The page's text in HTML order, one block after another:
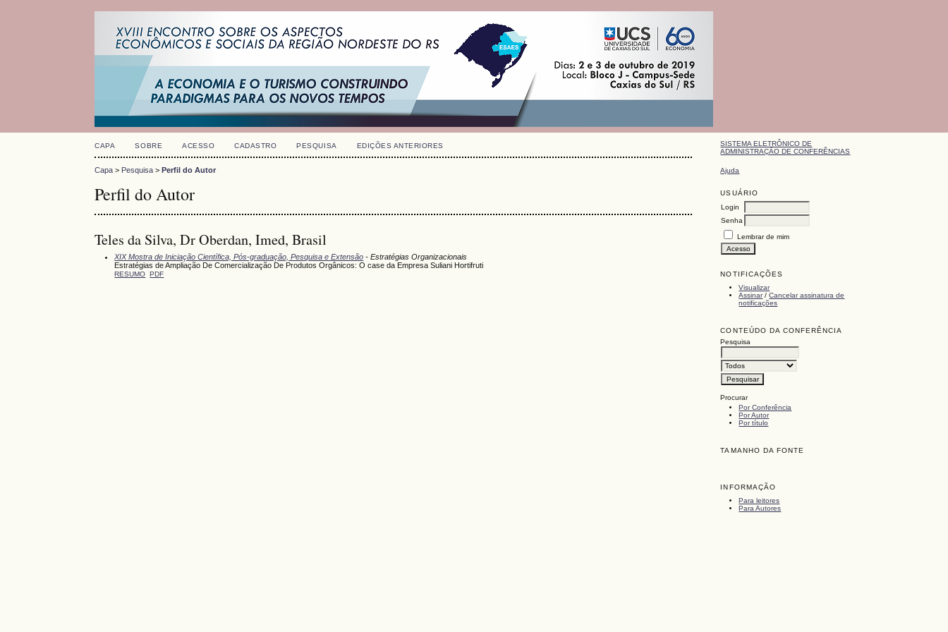
SISTEMA ELETRÔNICO DE
ADMINISTRAÇÃO DE CONFERÊNCIAS
Ajuda
USUÁRIO
Login
Senha
Lembrar de mim
NOTIFICAÇÕES
Visualizar
Assinar/Cancelar assinatura de
notificações
CONTEÚDO DA CONFERÊNCIA
Pesquisa
Procurar
Por Conferência
Por Autor
Por título
TAMANHO DA FONTE
INFORMAÇÃO
Para leitores
Para Autores
CAPA SOBRE ACESSO CADASTRO PESQUISA EDIÇÕES ANTERIORES
Capa > Pesquisa >Perfil do Autor
Perfil do Autor
Teles da Silva, Dr Oberdan, Imed, Brasil
XIX Mostra de Iniciação Científica, Pós-graduação, Pesquisa e Extensão - Estratégias Organizacionais
Estratégias de Ampliação De Comercialização De Produtos Orgânicos: O case da Empresa Suliani Hortifruti
RESUMO PDF